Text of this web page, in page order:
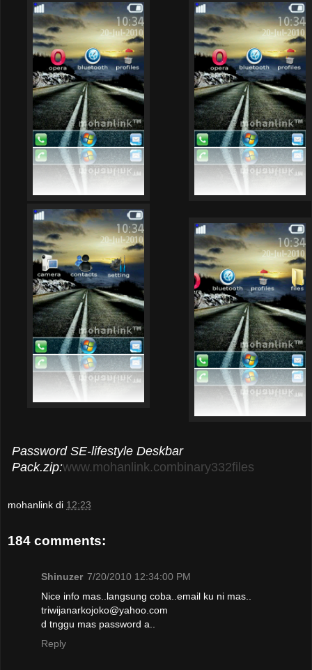
Password SE-lifestyle Deskbar
Pack.zip:www.mohanlink.combinary332files
mohanlink di 12:23
184 comments:
Shinuzer 7/20/2010 12:34:00 PM
Nice info mas..langsung coba..email ku ni mas..
triwijanarkojoko@yahoo.com
d tnggu mas password a..
Reply